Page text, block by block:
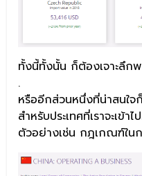
ทั้งนี้ทั้งนั้น ก็ต้องเจาะลึก
.
หรืออีกส่วนหนึ่งที่น่าสนใจ
สำหรับประเทศที่เราจะเข้
ตัวอย่างเช่น กฎเกณฑ์ใน